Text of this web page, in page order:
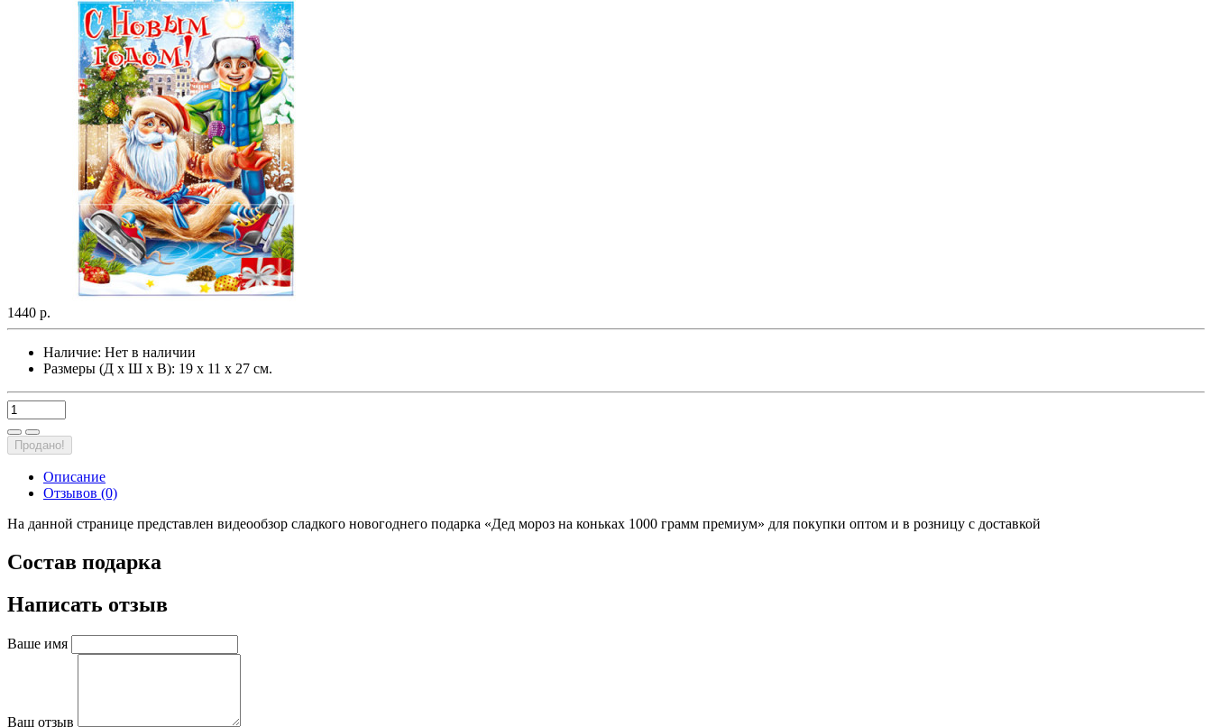
1440 р.
Наличие: Нет в наличии
Размеры (Д х Ш х В): 19 х 11 х 27 см.
Продано!
Описание
Отзывов (0)
На данной странице представлен видеообзор сладкого новогоднего подарка «Дед мороз на коньках 1000 грамм премиум» для покупки оптом и в розницу с доставкой
Состав подарка
Написать отзыв
Ваше имя
Ваш отзыв